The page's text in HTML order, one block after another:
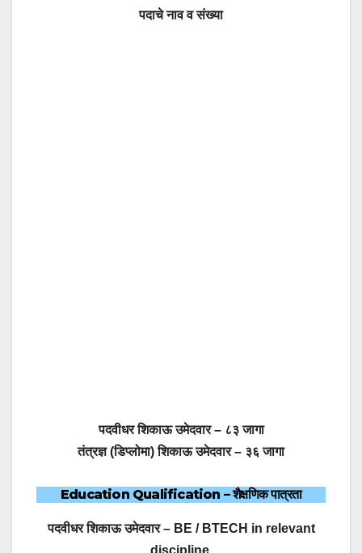
पदाचे नाव व संख्या
पदवीधर शिकाऊ उमेदवार – ८३ जागा
तंत्रज्ञ (डिप्लोमा) शिकाऊ उमेदवार – ३६ जागा
Education Qualification – शैक्षणिक पात्रता
पदवीधर शिकाऊ उमेदवार – BE / BTECH in relevant